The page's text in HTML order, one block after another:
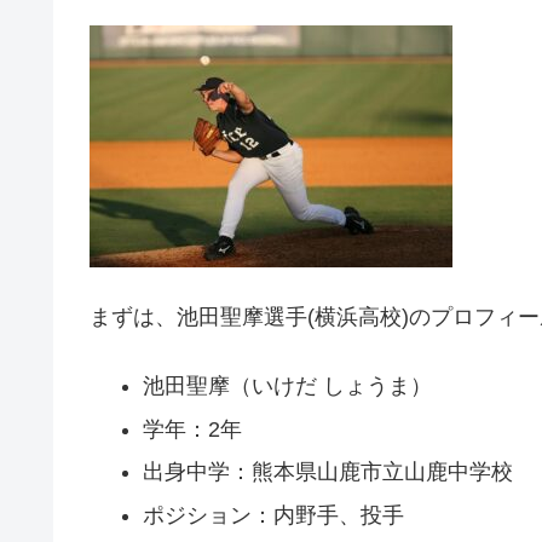
まずは、池田聖摩選手(横浜高校)のプロフィー
池田聖摩（いけだ しょうま）
学年：2年
出身中学：熊本県山鹿市立山鹿中学校
ポジション：内野手、投手